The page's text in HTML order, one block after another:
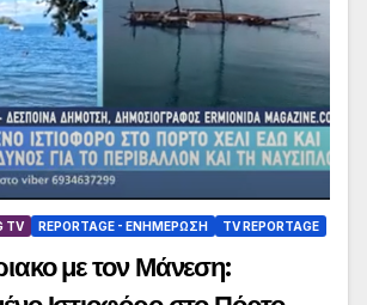
TV REPORTAGE - EΝΗΜΈΡΩΣΗ TV REPORTAGE
με τον Μάνεση: